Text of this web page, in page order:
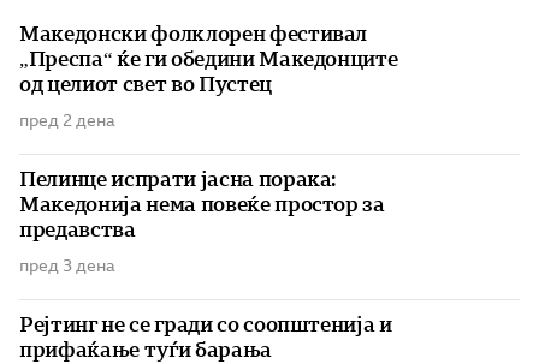
Македонски фолклорен фестивал
„Преспа“ ќе ги обедини Македонците
од целиот свет во Пустец
пред 2 дена
Пелинце испрати јасна порака:
Македонија нема повеќе простор за
предавства
пред 3 дена
Рејтинг не се гради со соопштенија и
прифаќање туѓи барања